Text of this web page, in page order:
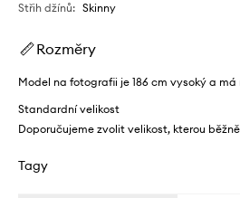
Střih džínů: Skinny
Rozměry
Model na fotografii je 186 cm vysoký a
Standardní velikost
Doporučujeme zvolit velikost, kterou
Tagy